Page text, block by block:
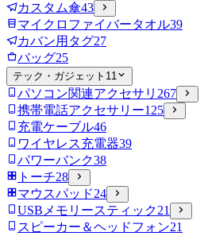
カスタム傘43
マイクロファイバータオル39
カバン用タグ27
バッグ25
テック・ガジェット 11
パソコン関連アクセサリ 267
携帯電話アクセサリー125
充電ケーブル46
ワイヤレス充電器39
パワーバンク38
トーチ28
マウスパッド24
USBメモリースティック21
スピーカー＆ヘッドフォン21